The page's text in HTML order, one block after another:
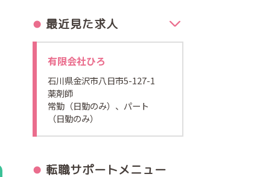
最近見た求人
有限会社ひろ
石川県金沢市八日市5-127-1
薬剤師
常勤（日勤のみ）、パート
（日勤のみ）
転職サポートメニュー